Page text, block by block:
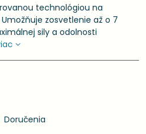
technológiou na
zosvetlenie až o 7
sily a odolnosti
Doručenia